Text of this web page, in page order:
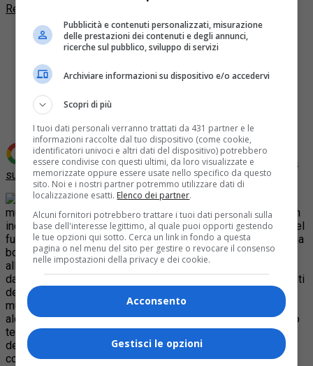
Redazione Quotidiano Piemontese
Share
Tweet
Aggiungi Quotidiano Piemontese come Fonte preferita
su Google
Una esplosione nella notte al
museo Regionale di Scienze Naturali a Torino ha generato un
incendio all’interno della struttura che ha impegnato i vigili del
fuoco per tutta la notte. La causa dello scoppio è legata a una
bombola del gas dell’impianto anticendio che si trovava
all’interno del museo. Sono in corso le verifiche strutturali
dato che lo scoppio ha interessato anche le strutture portanti
dell’edificio, dato che sono stati danneggiati i due piani del
museo di via Giolitti.
L’esplosione ha provocato la rottura di
alcune vetrine e il crollo di una parte del pavimento del piano
terreno. Il Museo resterà chiuso al pubblico fino a data da
definire. Il pm Raffaele Guariniello, ha aperto un fascicolo
contro ignoti per disastro colposo.
Pubblicità e contenuti personalizzati, misurazione
delle prestazioni dei contenuti e degli annunci,
ricerche sul pubblico, sviluppo di servizi
Archiviare informazioni su dispositivo e/o accedervi
Scopri di più
I tuoi dati personali verranno trattati da 431 partner e le
informazioni raccolte dal tuo dispositivo (come cookie,
identificatori univoci e altri dati del dispositivo) potrebbero
essere condivise con questi ultimi, da loro visualizzate e
memorizzate oppure essere usate nello specifico da questo
sito. Noi e i nostri partner potremmo utilizzare dati di
localizzazione esatti. Elenco dei partner.
Alcuni fornitori potrebbero trattare i tuoi dati personali sulla
base dell'interesse legittimo, al quale puoi opporti gestendo
le tue opzioni qui sotto. Cerca un link in fondo a questa
pagina o nel menu del sito per gestire o revocare il consenso
nelle impostazioni della privacy e dei cookie.
Acconsento
Gestisci le opzioni